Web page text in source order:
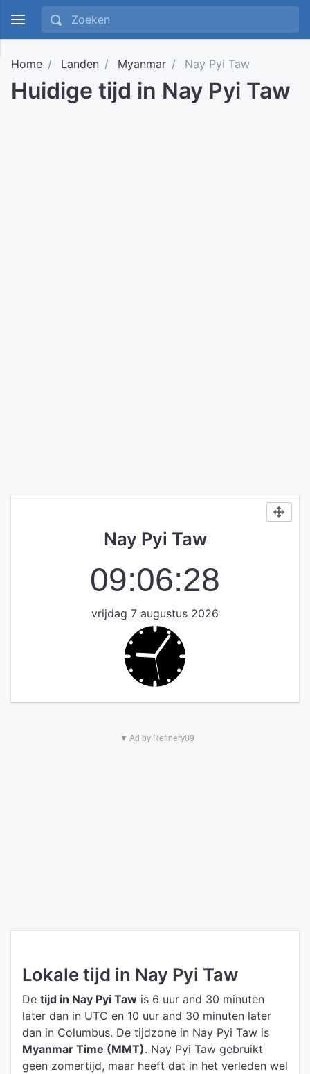
Home Landen Myanmar Nay Pyi Taw
Huidige tijd in Nay Pyi Taw
Nay Pyi Taw
09:06:28
vrijdag 7 augustus 2026
▼ Ad by Refinery89
Lokale tijd in Nay Pyi Taw
De tijd in Nay Pyi Taw is 6 uur and 30 minuten
later dan in UTC en 10 uur and 30 minuten later
dan in Columbus. De tijdzone in Nay Pyi Taw is
Myanmar Time (MMT). Nay Pyi Taw gebruikt
geen zomertijd, maar heeft dat in het verleden wel